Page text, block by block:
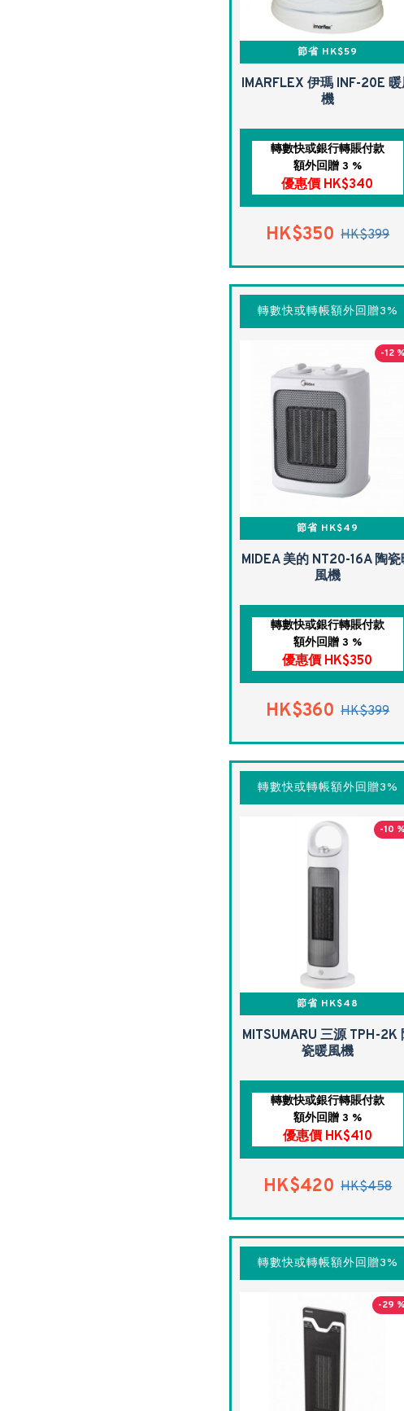
節省 HK$59
IMARFLEX 伊瑪 INF-20E
機
轉數快或銀行轉賬付款
額外回贈 3 %
優惠價 HK$340
HK$350 HK$399
轉數快或轉帳額外回贈3%
-12 %
節省 HK$49
MIDEA 美的 NT20-16A 陶瓷
風機
轉數快或銀行轉賬付款
額外回贈 3 %
優惠價 HK$350
HK$360 HK$399
轉數快或轉帳額外回贈3%
-10 %
節省 HK$48
MITSUMARU 三源 TPH-2K
瓷暖風機
轉數快或銀行轉賬付款
額外回贈 3 %
優惠價 HK$410
HK$420 HK$458
轉數快或轉帳額外回贈3%
-29 %